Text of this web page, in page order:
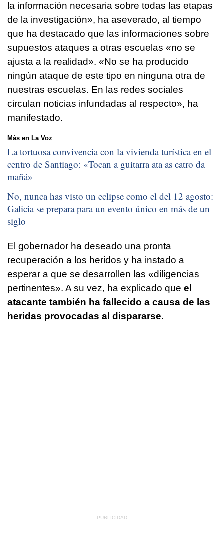
la información necesaria sobre todas las etapas
de la investigación», ha aseverado, al tiempo
que ha destacado que las informaciones sobre
supuestos ataques a otras escuelas «no se
ajusta a la realidad». «No se ha producido
ningún ataque de este tipo en ninguna otra de
nuestras escuelas. En las redes sociales
circulan noticias infundadas al respecto», ha
manifestado.
Más en La Voz
La tortuosa convivencia con la vivienda turística en el
centro de Santiago: «Tocan a guitarra ata as catro da
mañá»
No, nunca has visto un eclipse como el del 12 agosto:
Galicia se prepara para un evento único en más de un
siglo
El gobernador ha deseado una pronta
recuperación a los heridos y ha instado a
esperar a que se desarrollen las «diligencias
pertinentes». A su vez, ha explicado que el
atacante también ha fallecido a causa de las
heridas provocadas al dispararse.